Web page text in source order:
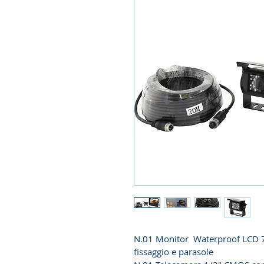
N.01 Monitor Waterproof LCD
fissaggio e parasole